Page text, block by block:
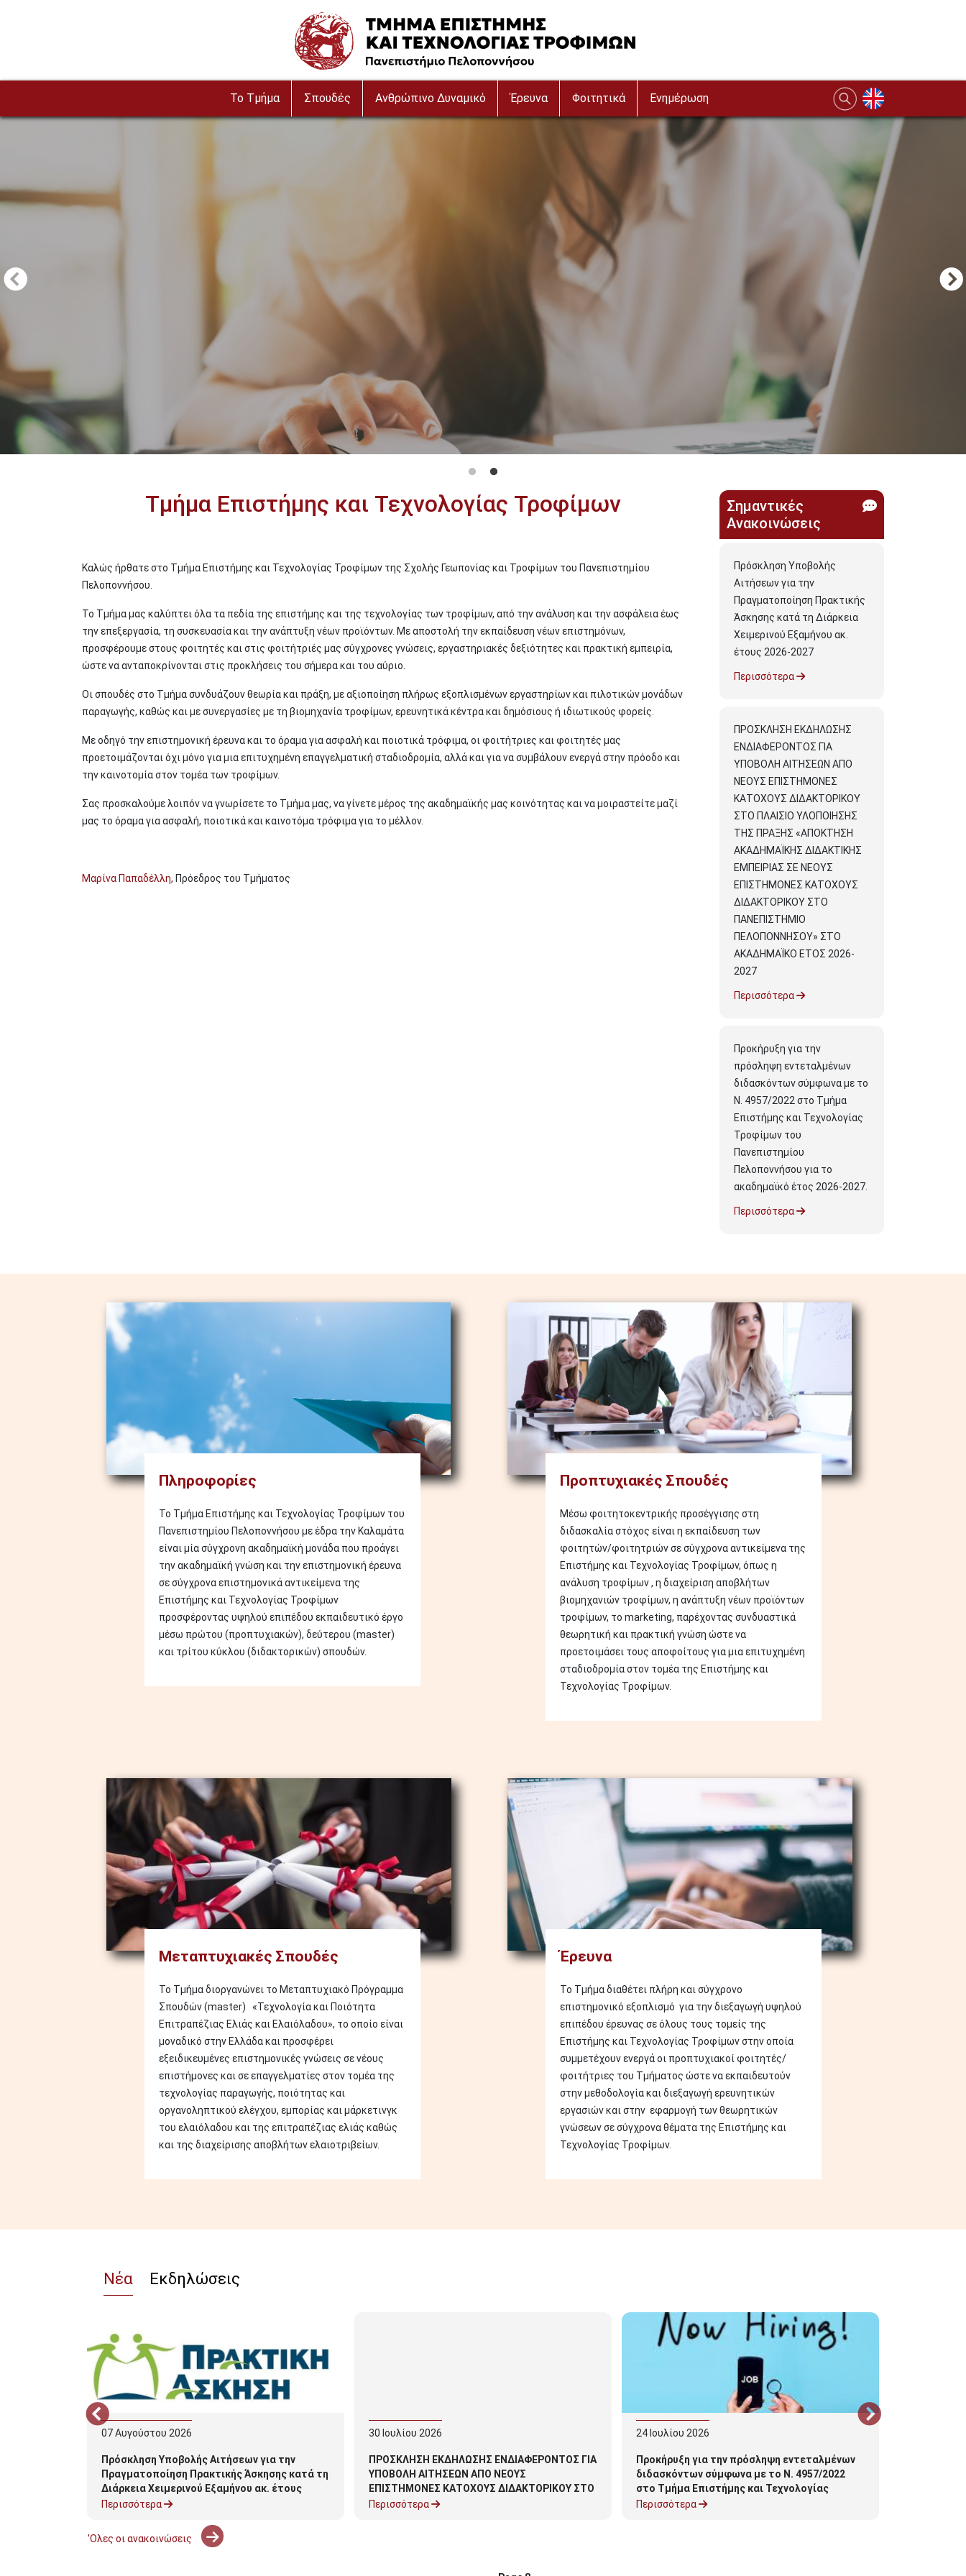
Image
To Τμήμα Σπουδές Ανθρώπινο Δυναμικό Έρευνα Φοιτητικά Ενημέρωση
Τμήμα Επιστήμης και Τεχνολογίας Τροφίμων
Καλώς ήρθατε στο Τμήμα Επιστήμης και Τεχνολογίας Τροφίμων της Σχολής Γεωπονίας και Τροφίμων του Πανεπιστημίου
Πελοποννήσου.
Το Τμήμα μας καλύπτει όλα τα πεδία της επιστήμης και της τεχνολογίας των τροφίμων, από την ανάλυση και την ασφάλεια έως
την επεξεργασία, τη συσκευασία και την ανάπτυξη νέων προϊόντων. Με αποστολή την εκπαίδευση νέων επιστημόνων,
προσφέρουμε στους φοιτητές και στις φοιτήτριές μας σύγχρονες γνώσεις, εργαστηριακές δεξιότητες και πρακτική εμπειρία,
ώστε να ανταποκρίνονται στις προκλήσεις του σήμερα και του αύριο.
Οι σπουδές στο Τμήμα συνδυάζουν θεωρία και πράξη, με αξιοποίηση πλήρως εξοπλισμένων εργαστηρίων και πιλοτικών μονάδων
παραγωγής, καθώς και με συνεργασίες με τη βιομηχανία τροφίμων, ερευνητικά κέντρα και δημόσιους ή ιδιωτικούς φορείς.
Με οδηγό την επιστημονική έρευνα και το όραμα για ασφαλή και ποιοτικά τρόφιμα, οι φοιτήτριες και φοιτητές μας
προετοιμάζονται όχι μόνο για μια επιτυχημένη επαγγελματική σταδιοδρομία, αλλά και για να συμβάλουν ενεργά στην πρόοδο και
την καινοτομία στον τομέα των τροφίμων.
Σας προσκαλούμε λοιπόν να γνωρίσετε το Τμήμα μας, να γίνετε μέρος της ακαδημαϊκής μας κοινότητας και να μοιραστείτε μαζί
μας το όραμα για ασφαλή, ποιοτικά και καινοτόμα τρόφιμα για το μέλλον.
Μαρίνα Παπαδέλλη, Πρόεδρος του Τμήματος
Σημαντικές
Ανακοινώσεις
Πρόσκληση Υποβολής
Αιτήσεων για την
Πραγματοποίηση Πρακτικής
Άσκησης κατά τη Διάρκεια
Χειμερινού Εξαμήνου ακ.
έτους 2026-2027
Περισσότερα
ΠΡΟΣΚΛΗΣΗ ΕΚΔΗΛΩΣΗΣ
ΕΝΔΙΑΦΕΡΟΝΤΟΣ ΓΙΑ
ΥΠΟΒΟΛΗ ΑΙΤΗΣΕΩΝ ΑΠΟ
ΝΕΟΥΣ ΕΠΙΣΤΗΜΟΝΕΣ
ΚΑΤΟΧΟΥΣ ΔΙΔΑΚΤΟΡΙΚΟΥ
ΣΤΟ ΠΛΑΙΣΙΟ ΥΛΟΠΟΙΗΣΗΣ
ΤΗΣ ΠΡΑΞΗΣ «ΑΠΟΚΤΗΣΗ
ΑΚΑΔΗΜΑΪΚΗΣ ΔΙΔΑΚΤΙΚΗΣ
ΕΜΠΕΙΡΙΑΣ ΣΕ ΝΕΟΥΣ
ΕΠΙΣΤΗΜΟΝΕΣ ΚΑΤΟΧΟΥΣ
ΔΙΔΑΚΤΟΡΙΚΟΥ ΣΤΟ
ΠΑΝΕΠΙΣΤΗΜΙΟ
ΠΕΛΟΠΟΝΝΗΣΟΥ» ΣΤΟ
ΑΚΑΔΗΜΑΪΚΟ ΕΤΟΣ 2026-
2027
Περισσότερα
Προκήρυξη για την
πρόσληψη εντεταλμένων
διδασκόντων σύμφωνα με το
Ν. 4957/2022 στο Τμήμα
Επιστήμης και Τεχνολογίας
Τροφίμων του
Πανεπιστημίου
Πελοποννήσου για το
ακαδημαϊκό έτος 2026-2027.
Περισσότερα
Πληροφορίες
Το Τμήμα Επιστήμης και Τεχνολογίας Τροφίμων του
Πανεπιστημίου Πελοποννήσου με έδρα την Καλαμάτα
είναι μία σύγχρονη ακαδημαϊκή μονάδα που προάγει
την ακαδημαϊκή γνώση και την επιστημονική έρευνα
σε σύγχρονα επιστημονικά αντικείμενα της
Επιστήμης και Τεχνολογίας Τροφίμων
προσφέροντας υψηλού επιπέδου εκπαιδευτικό έργο
μέσω πρώτου (προπτυχιακών), δεύτερου (master)
και τρίτου κύκλου (διδακτορικών) σπουδών.
Προπτυχιακές Σπουδές
Μέσω φοιτητοκεντρικής προσέγγισης στη
διδασκαλία στόχος είναι η εκπαίδευση των
φοιτητών/φοιτητριών σε σύγχρονα αντικείμενα της
Επιστήμης και Τεχνολογίας Τροφίμων, όπως η
ανάλυση τροφίμων , η διαχείριση αποβλήτων
βιομηχανιών τροφίμων, η ανάπτυξη νέων προϊόντων
τροφίμων, το marketing, παρέχοντας συνδυαστικά
θεωρητική και πρακτική γνώση ώστε να
προετοιμάσει τους αποφοίτους για μια επιτυχημένη
σταδιοδρομία στον τομέα της Επιστήμης και
Τεχνολογίας Τροφίμων.
Μεταπτυχιακές Σπουδές
Το Τμήμα διοργανώνει το Μεταπτυχιακό Πρόγραμμα
Σπουδών (master) «Τεχνολογία και Ποιότητα
Επιτραπέζιας Ελιάς και Ελαιόλαδου», το οποίο είναι
μοναδικό στην Ελλάδα και προσφέρει
εξειδικευμένες επιστημονικές γνώσεις σε νέους
επιστήμονες και σε επαγγελματίες στον τομέα της
τεχνολογίας παραγωγής, ποιότητας και
οργανοληπτικού ελέγχου, εμπορίας και μάρκετινγκ
του ελαιόλαδου και της επιτραπέζιας ελιάς καθώς
και της διαχείρισης αποβλήτων ελαιοτριβείων.
Image
Έρευνα
Το Τμήμα διαθέτει πλήρη και σύγχρονο
επιστημονικό εξοπλισμό για την διεξαγωγή υψηλού
επιπέδου έρευνας σε όλους τους τομείς της
Επιστήμης και Τεχνολογίας Τροφίμων στην οποία
συμμετέχουν ενεργά οι προπτυχιακοί φοιτητές/
φοιτήτριες του Τμήματος ώστε να εκπαιδευτούν
στην μεθοδολογία και διεξαγωγή ερευνητικών
εργασιών και στην εφαρμογή των θεωρητικών
γνώσεων σε σύγχρονα θέματα της Επιστήμης και
Τεχνολογίας Τροφίμων.
Νέα Εκδηλώσεις
07Αυγούστου 2026
Πρόσκληση Υποβολής Αιτήσεων για την
Πραγματοποίηση Πρακτικής Άσκησης κατά τη
Διάρκεια Χειμερινού Εξαμήνου ακ. έτους
2026-2027
Περισσότερα
30 Ιουλίου 2026
ΠΡΟΣΚΛΗΣΗ ΕΚΔΗΛΩΣΗΣ ΕΝΔΙΑΦΕΡΟΝΤΟΣ ΓΙΑ
ΥΠΟΒΟΛΗ ΑΙΤΗΣΕΩΝ ΑΠΟ ΝΕΟΥΣ
ΕΠΙΣΤΗΜΟΝΕΣ ΚΑΤΟΧΟΥΣ ΔΙΔΑΚΤΟΡΙΚΟΥ ΣΤΟ
ΠΛΑΙΣΙΟ ΥΛΟΠΟΙΗΣΗΣ ΤΗΣ ΠΡΑΞΗΣ
Περισσότερα
24 Ιουλίου 2026
Προκήρυξη για την πρόσληψη εντεταλμένων
διδασκόντων σύμφωνα με το Ν. 4957/2022
στο Τμήμα Επιστήμης και Τεχνολογίας
Τροφίμων του Πανεπιστημίου Πελοποννήσου
Περισσότερα
'Ολες οι ανακοινώσεις